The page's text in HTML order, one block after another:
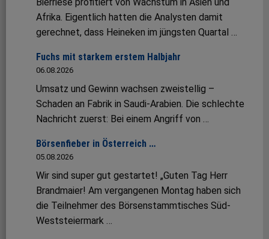
Afrika. Eigentlich hatten die Analysten damit
gerechnet, dass Heineken im jüngsten Quartal …
Fuchs mit starkem erstem Halbjahr
06.08.2026
Umsatz und Gewinn wachsen zweistellig –
Schaden an Fabrik in Saudi-Arabien. Die schlechte
Nachricht zuerst: Bei einem Angriff von …
Börsenfieber in Österreich …
05.08.2026
Wir sind super gut gestartet! „Guten Tag Herr
Brandmaier! Am vergangenen Montag haben sich
die Teilnehmer des Börsenstammtisches Süd-
Weststeiermark …